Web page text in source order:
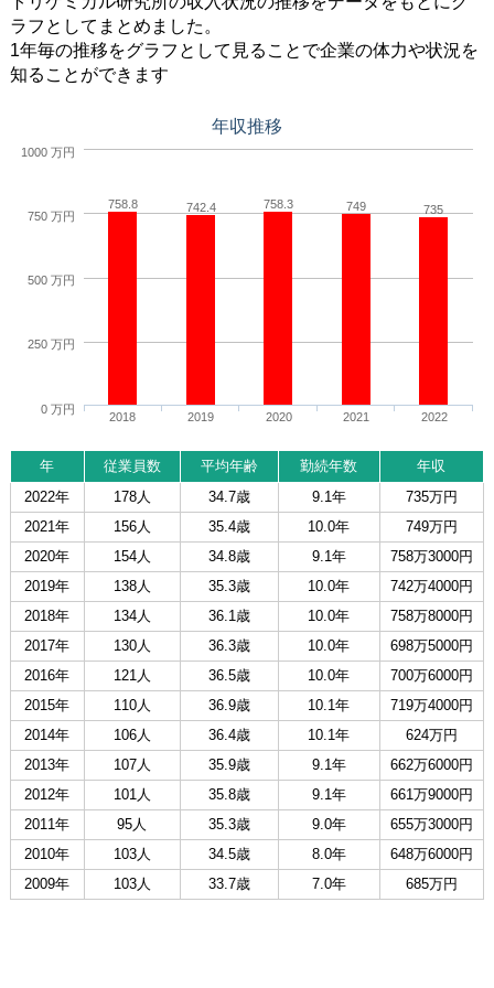
ラフとしてまとめました。
1年毎の推移をグラフとして見ることで企業の体力や状況を
知ることができます
年収推移
758.8 742.4 758.3 749 735
2018 2019 2020 2021 2022
0 万円
250 万円
500 万円
750 万円
1000 万円
年 従業員数 平均年齢 勤続年数
年収
2022年
178人 34.7歳 9.1年
735万円
2021年
156人 35.4歳 10.0年
749万円
2020年
154人 34.8歳 9.1年
758万3000円
2019年
138人 35.3歳 10.0年
742万4000円
2018年
134人 36.1歳 10.0年
758万8000円
2017年
130人 36.3歳 10.0年
698万5000円
2016年
121人 36.5歳 10.0年
700万6000円
2015年
110人 36.9歳 10.1年
719万4000円
2014年
106人 36.4歳 10.1年
624万円
2013年
107人 35.9歳 9.1年
662万6000円
2012年
101人 35.8歳 9.1年
661万9000円
2011年
95人 35.3歳 9.0年
655万3000円
2010年
103人 34.5歳 8.0年
648万6000円
2009年
103人 33.7歳 7.0年 685万円